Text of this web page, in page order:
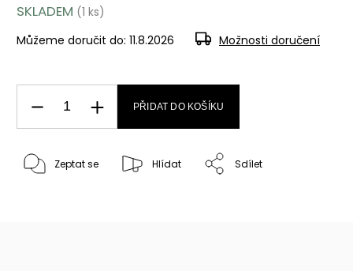
SKLADEM (1 ks)
Můžeme doručit do: 11.8.2026 Možnosti doručení
PŘIDAT DO KOŠÍKU
Zeptat se Hlídat Sdílet